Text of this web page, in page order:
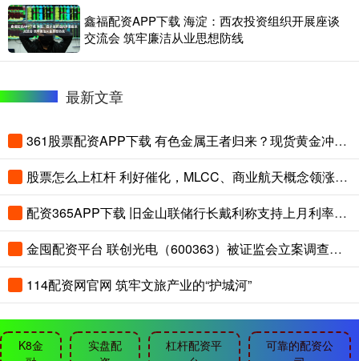
鑫福配资APP下载 海淀：西农投资组织开展座谈
交流会 筑牢廉洁从业思想防线
最新文章
361股票配资APP下载 有色金属王者归来？现货黄金冲击4300美元！云南锗业三连板，华宝基金有色ETF（159876）盘中拉升2.45%
股票怎么上杠杆 利好催化，MLCC、商业航天概念领涨，华宝基金军工ETF（512810）冲击五连阳！机构：军工向上弹性积蓄
配资365APP下载 旧金山联储行长戴利称支持上月利率决议 警告通胀风险
金囤配资平台 联创光电（600363）被证监会立案调查，受损股民可索赔
114配资网官网 筑牢文旅产业的“护城河”
K8金
实盘配
杠杆配资平
可靠的配资公